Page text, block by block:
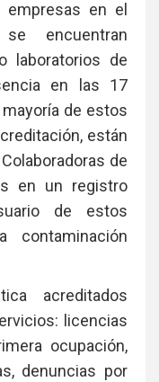
en el
encuentran
laboratorios de
en las 17
de estos
están
de
en un registro
de estos
acreditados
licencias
ocupación,
denuncias por